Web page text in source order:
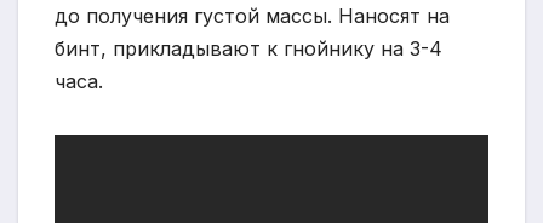
до получения густой массы. Наносят на
бинт, прикладывают к гнойнику на 3-4
часа.